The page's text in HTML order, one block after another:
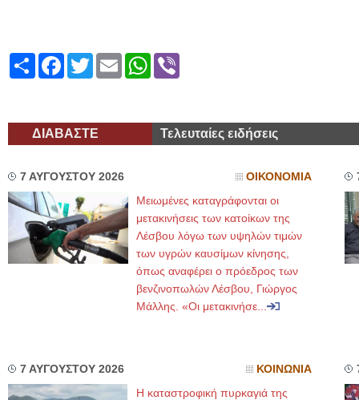
ShareFacebook
TwitterEmailWhatsApp
ΔΙΑΒΑΣΤΕ Τελευταίες ειδήσεις
7 ΑΥΓΟΥΣΤΟΥ 2026 ΟΙΚΟΝΟΜΙΑ
Μειωμένες καταγράφονται οι
μετακινήσεις των κατοίκων της
Λέσβου λόγω των υψηλών τιμών
των υγρών καυσίμων κίνησης,
όπως αναφέρει ο πρόεδρος των
βενζινοπωλών Λέσβου, Γιώργος
Μάλλης. «Οι μετακινήσε...
7 ΑΥΓΟΥΣΤΟΥ 2026 ΚΟΙΝΩΝΙΑ
Η καταστροφική πυρκαγιά της